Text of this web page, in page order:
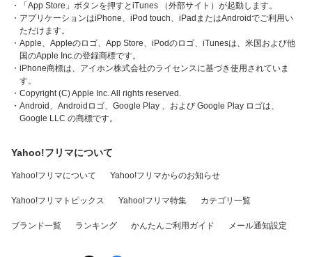
・「App Store」ボタンを押すとiTunes （外部サイト）が起動します。
・アプリケーションはiPhone、iPod touch、iPadまたはAndroidでご利用い
ただけます。
・Apple、Appleのロゴ、App Store、iPodのロゴ、iTunesは、米国および他
国のApple Inc.の登録商標です。
・iPhone商標は、アイホン株式会社のライセンスに基づき使用されていま
す。
・Copyright (C) Apple Inc. All rights reserved.
・Android、Androidロゴ、Google Play 、および Google Play ロゴは、
Google LLC の商標です。
Yahoo!フリマについて
Yahoo!フリマについて Yahoo!フリマからのお知らせ
Yahoo!フリマトピックス Yahoo!フリマ特集 カテゴリ一覧
ブランド一覧 ランキング かんたんご利用ガイド メール通知設定